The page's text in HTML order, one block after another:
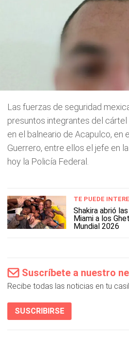
Las fuerzas de seguridad
presuntos integrantes del
en el balneario de Acapulco, en
Guerrero, entre ellos el jefe en
hoy la Policía Federal.
TE PUEDE
Shakira abrió
Miami a los
Mundial 2026
Suscríbete a nuestro
Recibe todas las noticias en tu
SUSCRIBIRSE